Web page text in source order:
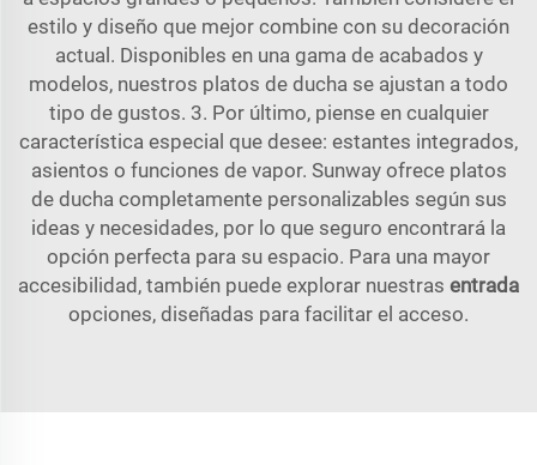
estilo y diseño que mejor combine con su decoración
actual. Disponibles en una gama de acabados y
modelos, nuestros platos de ducha se ajustan a todo
tipo de gustos. 3. Por último, piense en cualquier
característica especial que desee: estantes integrados,
asientos o funciones de vapor. Sunway ofrece platos
de ducha completamente personalizables según sus
ideas y necesidades, por lo que seguro encontrará la
opción perfecta para su espacio. Para una mayor
accesibilidad, también puede explorar nuestras entrada
opciones, diseñadas para facilitar el acceso.